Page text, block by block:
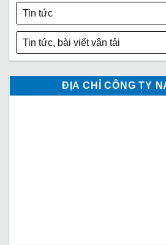
Tin tức
Tin tức, bài viết vận tải
ĐỊA CHỈ CÔNG TY